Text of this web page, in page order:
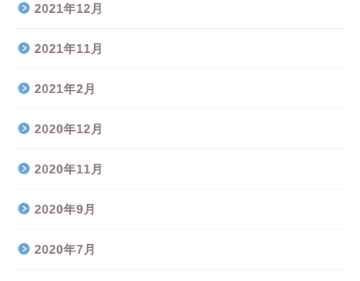
2021年12月
2021年11月
2021年2月
2020年12月
2020年11月
2020年9月
2020年7月